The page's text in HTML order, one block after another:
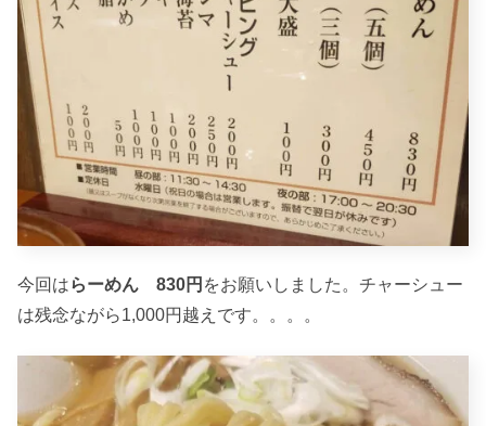
今回はらーめん 830円 をお願いしました。チャーシュー
は残念ながら1,000円越えです。。。。